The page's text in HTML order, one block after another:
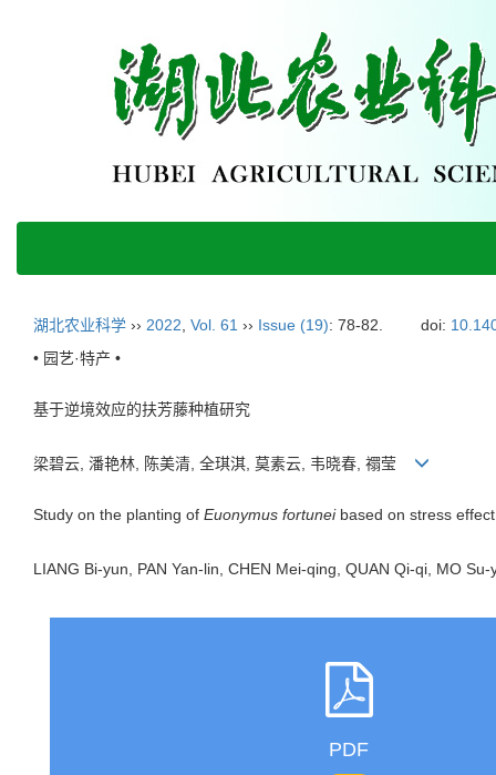
湖北农业科学 ›› 2022 Vol. 61 ›› Issue (19): 78-82. doi:
• 园艺·特产 •
基于逆境效应的扶芳藤种植研究
梁碧云, 潘艳林, 陈美清, 全琪淇, 莫素云, 韦晓春, 禤莹
Study on the planting of Euonymus fortuneibased on stress effect
LIANG Bi-yun, PAN Yan-lin, CHEN Mei-qing, QUAN Qi-qi, MO
PDF